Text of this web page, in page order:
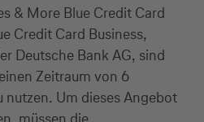
& More Blue Credit Card
Credit Card Business,
Deutsche Bank AG, sind
Zeitraum von 6
Um dieses Angebot